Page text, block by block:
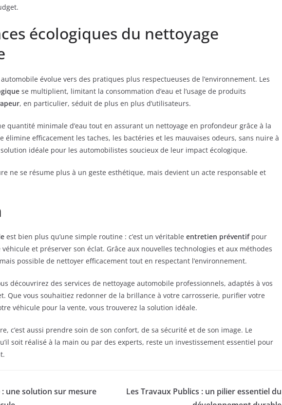
écologiques du nettoyage
évolue vers des pratiques plus respectueuses de l’environnement. Les
se multiplient, limitant la consommation d’eau et l’usage de produits
, en particulier, séduit de plus en plus d’utilisateurs.
quantité minimale d’eau tout en assurant un nettoyage en profondeur grâce à la
élimine efficacement les taches, les bactéries et les mauvaises odeurs, sans nuire à
solution idéale pour les automobilistes soucieux de leur impact écologique.
ne se résume plus à un geste esthétique, mais devient un acte responsable et
est bien plus qu’une simple routine : c’est un véritable entretien préventifpour
et préserver son éclat. Grâce aux nouvelles technologies et aux méthodes
possible de nettoyer efficacement tout en respectant l’environnement.
découvrirez des services de nettoyage automobile professionnels, adaptés à vos
Que vous souhaitiez redonner de la brillance à votre carrosserie, purifier votre
véhicule pour la vente, vous trouverez la solution idéale.
c’est aussi prendre soin de son confort, de sa sécurité et de son image. Le
soit réalisé à la main ou par des experts, reste un investissement essentiel pour
une solution sur mesure
Les Travaux Publics : un pilier essentiel du